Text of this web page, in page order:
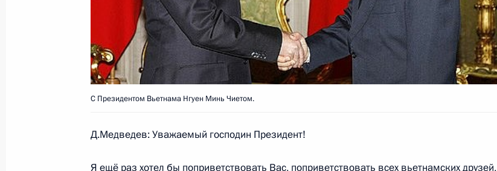
10 ноября 2008 года, 15:15 Московская область, Барвиха
7 ноября 2008 года, пятница
Выступление на открытии автозавода «Дженерал Моторз Авто»
1
Выступление на совещании по вопросам правоохранительной
С Президентом Вьетнама Нгуен Минь Чиетом.
Д.Медведев: Уважаемый господин Президент!
Я ещё раз хотел бы поприветствовать Вас, поприветствовать всех вьетнамских друзей,